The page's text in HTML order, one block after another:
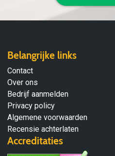
Belangrijke links
Contact
Over ons
Bedrijf aanmelden
Privacy policy
Algemene voorwaarden
Recensie achterlaten
Accreditaties